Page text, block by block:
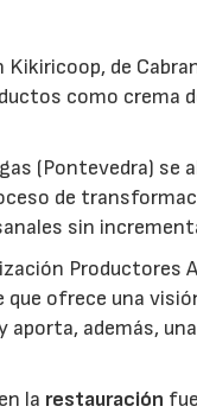
Kikiricoop, de
como crema
(Pontevedra) se
de
sin
Productores
ofrece una
además,
la restauración